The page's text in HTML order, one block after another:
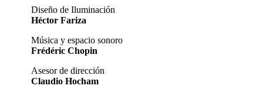
Diseño de Iluminación
Héctor Fariza
Música y espacio sonoro
Frédéric Chopin
Asesor de dirección
Claudio Hocham